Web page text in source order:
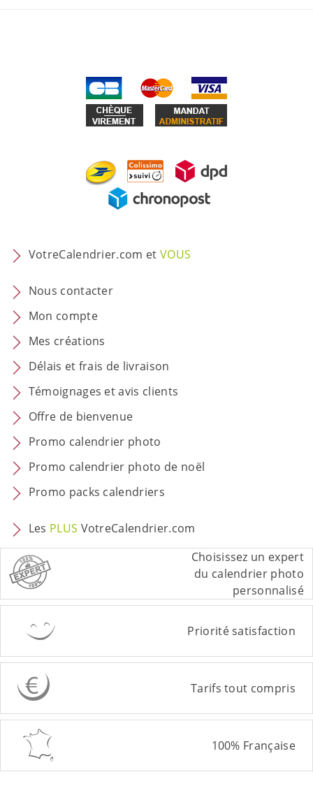
VotreCalendrier.com etVOUS
Nous contacter
Mon compte
Mes créations
Délais et frais de livraison
Témoignages et avis clients
Offre de bienvenue
Promo calendrier photo
Promo calendrier photo de noël
Promo packs calendriers
Les PLUS VotreCalendrier.com
Choisissez un expert
du calendrier photo
personnalisé
Priorité satisfaction
Tarifs tout compris
100% Française